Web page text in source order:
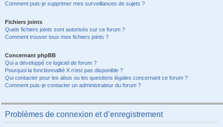
Comment puis-je supprimer mes surveillances de sujets ?
Fichiers joints
Quels fichiers joints sont autorisés sur ce forum ?
Comment trouver tous mes fichiers joints ?
Concernant phpBB
Qui a développé ce logiciel de forum ?
Pourquoi la fonctionnalité X n’est pas disponible ?
Qui contacter pour les abus ou les questions légales concernant ce forum ?
Comment puis-je contacter un administrateur du forum ?
Problèmes de connexion et d’enregistrement